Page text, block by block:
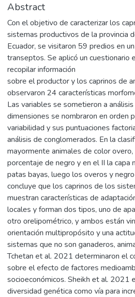
Abstract
Con el objetivo de caracterizar los
sistemas productivos de la provincia
Ecuador, se visitaron 59 predios en
transeptos. Se aplicó un cuestionario
recopilar información
sobre el productor y los caprinos de
observaron 24 características
Las variables se sometieron a
dimensiones se nombraron en orden
variabilidad y sus puntuaciones
análisis de conglomerados. En la
mayormente animales de color
porcentaje de negro y en el II la capa
patas bayas, luego los overos y
concluye que los caprinos de los
muestran características de
locales y forman dos tipos, uno de
otro orelipométrico, y ambos están
orientación multipropósito y una
sistemas que no son ganaderos,
Tchetan et al. 2021 determinaron el
sobre el efecto de factores
socioeconómicos. Sheikh et al. 2021
diversidad genética como vía para